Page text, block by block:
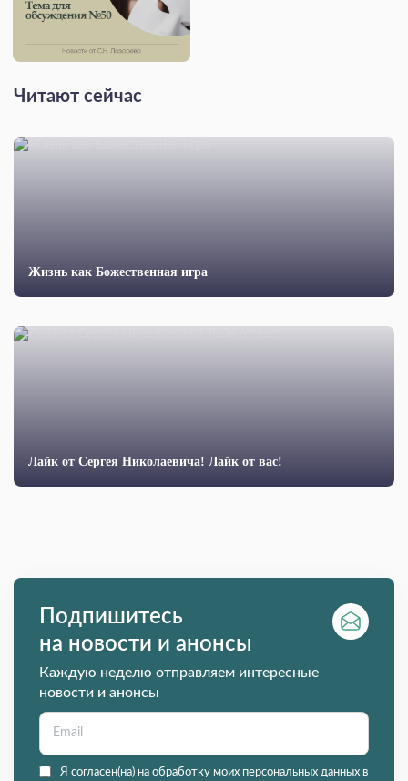
Читают сейчас
Жизнь как Божественная игра
Лайк от Сергея Николаевича! Лайк от вас!
Подпишитесь
на новости и анонсы
Каждую неделю отправляем интересные
новости и анонсы
Я согласен(на) на обработку моих персональных данных в